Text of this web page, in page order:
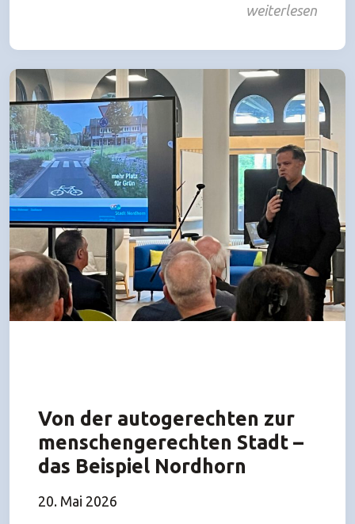
weiterlesen
Von der autogerechten zur
menschengerechten Stadt –
das Beispiel Nordhorn
20. Mai 2026